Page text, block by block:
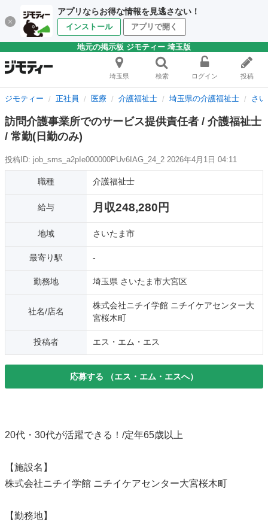
アプリならお得な情報を見逃さない！
インストール アプリで開く
地元の掲示板 ジモティー 埼玉版
埼玉県 検索 ログイン 投稿
ジモティー 正社員 医療 介護福祉士 埼玉県の介護福祉士 さ
訪問介護事業所でのサービス提供責任者 / 介護福祉士
/ 常勤(日勤のみ)
投稿ID: job_sms_a2pIe000000PUv6IAG_24_2 2026年4月1日 04:11
職種 介護福祉士
給与 月収248,280円
地域 さいたま市
最寄り駅 -
勤務地 埼玉県 さいたま市大宮区
社名/店名
株式会社ニチイ学館 ニチイケアセンター大
宮桜木町
投稿者 エス・エム・エス
応募する （エス・エム・エスへ）
20代・30代が活躍できる！/定年65歳以上
【施設名】
株式会社ニチイ学館 ニチイケアセンター大宮桜木町
【勤務地】